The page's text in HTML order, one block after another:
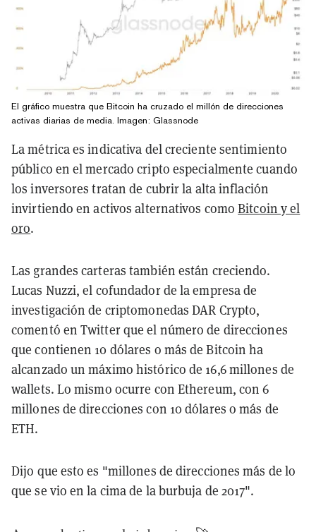
El gráfico muestra que Bitcoin ha cruzado el millón de direcciones
activas diarias de media. Imagen: Glassnode
La métrica es indicativa del creciente sentimiento
público en el mercado cripto especialmente cuando
los inversores tratan de cubrir la alta inflación
invirtiendo en activos alternativos comoBitcoin y el
oro.
Las grandes carteras también están creciendo.
Lucas Nuzzi, el cofundador de la empresa de
investigación de criptomonedas DAR Crypto,
comentó en Twitter que el número de direcciones
que contienen 10 dólares o más de Bitcoin ha
alcanzado un máximo histórico de 16,6 millones de
wallets. Lo mismo ocurre con Ethereum, con 6
millones de direcciones con 10 dólares o más de
ETH.
Dijo que esto es "millones de direcciones más de lo
que se vio en la cima de la burbuja de 2017".